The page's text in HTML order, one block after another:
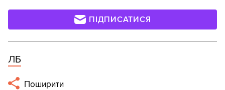
ПІДПИСАТИСЯ
ЛБ
Поширити